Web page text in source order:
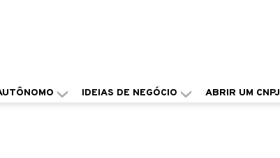
IDEIAS DE NEGÓCIO ABRIR UM CNPJ